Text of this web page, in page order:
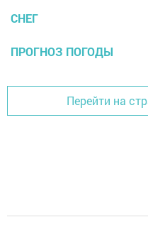
СНЕГ
ПРОГНОЗ ПОГОДЫ
Перейти на